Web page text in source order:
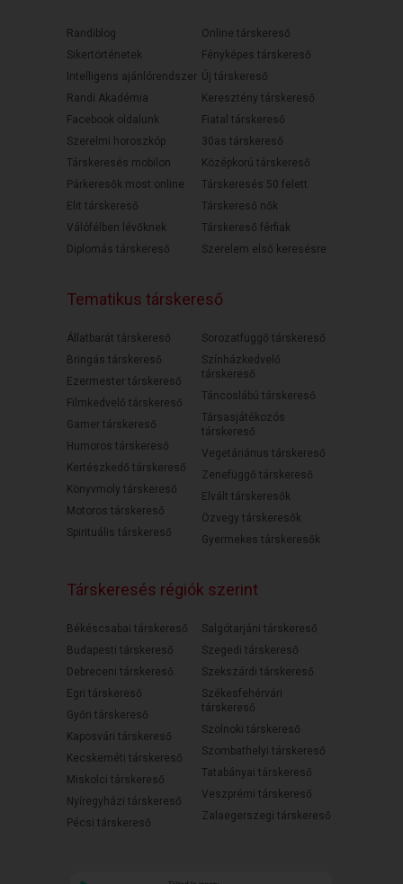
Randiblog
Sikertörténetek
Intelligens ajánlórendszer
Randi Akadémia
Facebook oldalunk
Szerelmi horoszkóp
Társkeresés mobilon
Párkeresők most online
Elit társkereső
Válófélben lévőknek
Diplomás társkereső
Online társkereső
Fényképes társkereső
Új társkereső
Keresztény társkereső
Fiatal társkereső
30as társkereső
Középkorú társkereső
Társkeresés 50 felett
Társkereső nők
Társkereső férfiak
Szerelem első keresésre
Tematikus társkereső
Állatbarát társkereső
Bringás társkereső
Ezermester társkereső
Filmkedvelő társkereső
Gamer társkereső
Humoros társkereső
Kertészkedő társkereső
Könyvmoly társkereső
Motoros társkereső
Spirituális társkereső
Sorozatfüggő társkereső
Színházkedvelő
társkereső
Táncoslábú társkereső
Társasjátékozós
társkereső
Vegetáriánus társkereső
Zenefüggő társkereső
Elvált társkeresők
Özvegy társkeresők
Gyermekes társkeresők
Társkeresés régiók szerint
Békéscsabai társkereső
Budapesti társkereső
Debreceni társkereső
Egri társkereső
Győri társkereső
Kaposvári társkereső
Kecskeméti társkereső
Miskolci társkereső
Nyíregyházi társkereső
Pécsi társkereső
Salgótarjáni társkereső
Szegedi társkereső
Szekszárdi társkereső
Székesfehérvári
társkereső
Szolnoki társkereső
Szombathelyi társkereső
Tatabányai társkereső
Veszprémi társkereső
Zalaegerszegi társkereső